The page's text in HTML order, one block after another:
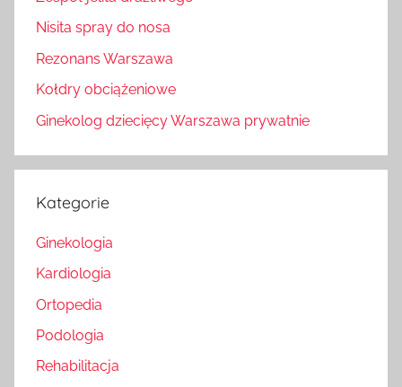
Nisita spray do nosa
Rezonans Warszawa
Kołdry obciążeniowe
Ginekolog dziecięcy Warszawa prywatnie
Kategorie
Ginekologia
Kardiologia
Ortopedia
Podologia
Rehabilitacja